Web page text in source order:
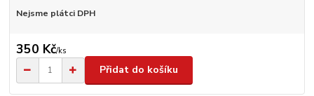
Nejsme plátci DPH
350 Kč/ks
Přidat do košíku